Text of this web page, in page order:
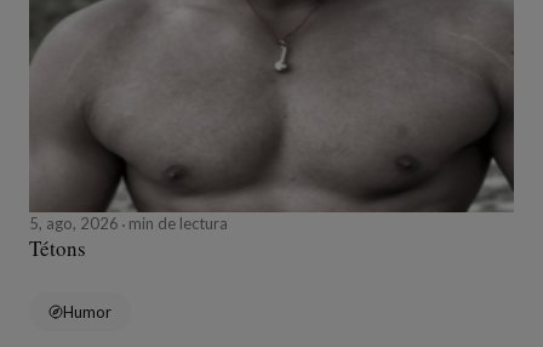
5, ago, 2026 min de lectura
Tétons
Humor